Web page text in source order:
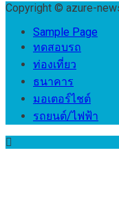
Copyright © azure-
Sample Page
ทดสอบรถ
ท่องเที่ยว
ธนาคาร
มอเตอร์ไชต์
รถยนต์/ไฟฟ้า